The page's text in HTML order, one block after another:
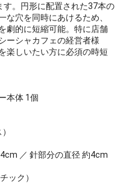
。円形に配置された37本の
穴を同時にあけるため、
劇的に短縮可能。特に店舗
ーシャカフェの経営者様
楽しいたい方に必須の時短
本体 1個
／ 針部分の直径 約4cm
ック）